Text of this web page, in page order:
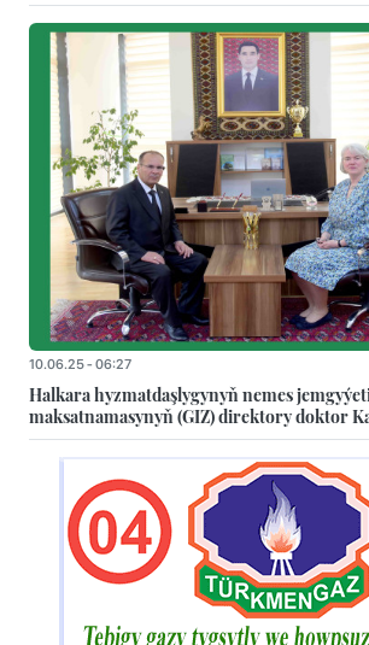
10.06.25 - 06:27
Halkara hyzmatdaşlygynyň nemes
maksatnamasynyň (GIZ) direktory doktor